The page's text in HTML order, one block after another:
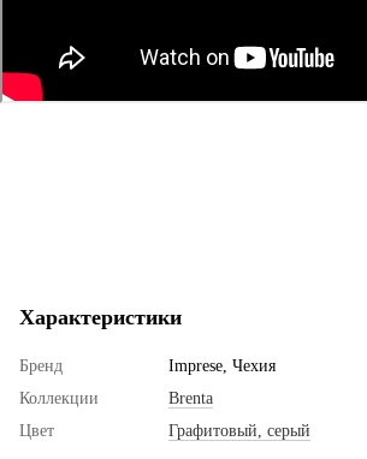
Характеристики
Бренд
Imprese, Чехия
Коллекции
Brenta
Цвет
Графитовый, серый